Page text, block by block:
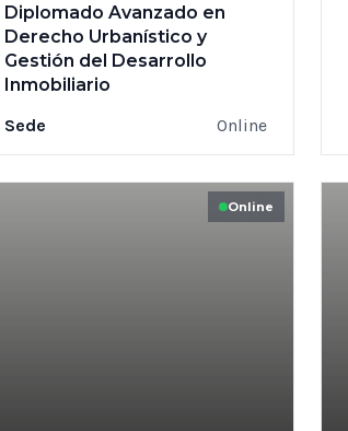
Diplomado Avanzado en
Derecho Urbanístico y
Gestión del Desarrollo
Inmobiliario
Sede
Online
Online